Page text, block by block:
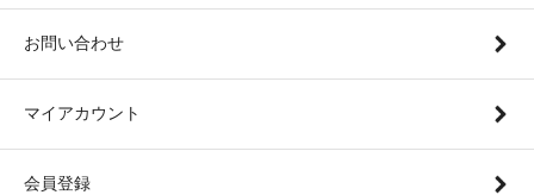
お問い合わせ
マイアカウント
会員登録